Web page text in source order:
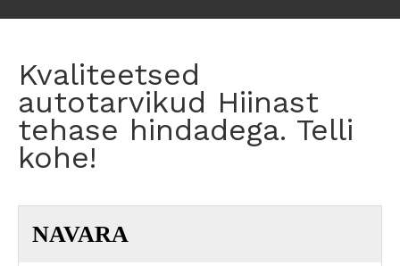
Kvaliteetsed
autotarvikud Hiinast
tehase hindadega. Telli
kohe!
NAVARA